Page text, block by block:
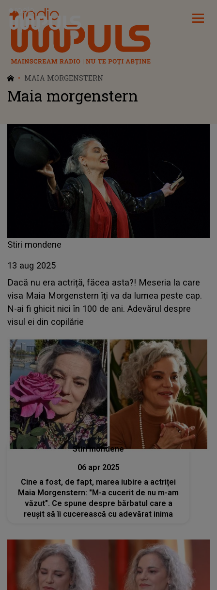
Radio Impuls
MAIA MORGENSTERN
Maia morgenstern
Stiri mondene
13 aug 2025
Dacă nu era actriță, făcea asta?! Meseria la care
visa Maia Morgenstern îți va da lumea peste cap.
N-ai fi ghicit nici în 100 de ani. Adevărul despre
visul ei din copilărie
Stiri mondene
06 apr 2025
Cine a fost, de fapt, marea iubire a actriței
Maia Morgenstern: "M-a cucerit de nu m-am
văzut". Ce spune despre bărbatul care a
reușit să îi cucerească cu adevărat inima